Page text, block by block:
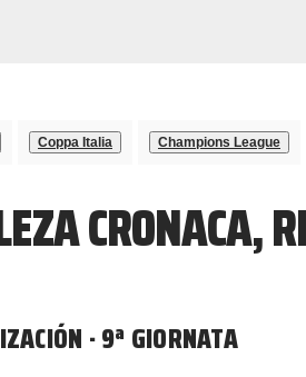
Coppa Italia Champions League
CRONACA,
· 9ª GIORNATA